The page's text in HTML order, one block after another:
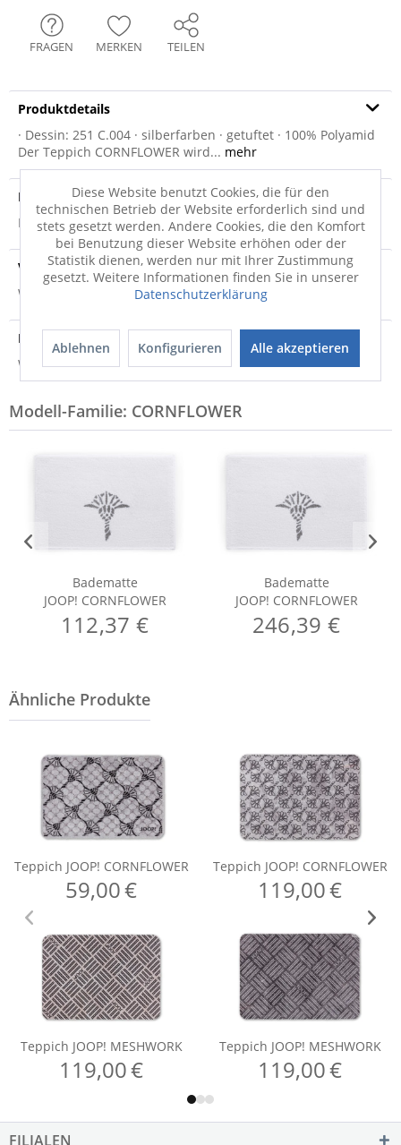
FRAGEN MERKEN TEILEN
Produktdetails
· Dessin: 251 C.004 · silberfarben · getuftet · 100% Polyamid
Der Teppich CORNFLOWER wird... mehr
Produktsicherheit
Produktsicherheit
Versandinfo
Weitere Informationen zum Versand...
Hersteller
Weitere Informationen zum Hersteller...
Modell-Familie: CORNFLOWER
Badematte
JOOP! CORNFLOWER
112,37 €
Badematte
JOOP! CORNFLOWER
246,39 €
FILIALEN
Diese Website benutzt Cookies, die für den
technischen Betrieb der Website erforderlich sind und
stets gesetzt werden. Andere Cookies, die den Komfort
bei Benutzung dieser Website erhöhen oder der
Statistik dienen, werden nur mit Ihrer Zustimmung
gesetzt. Weitere Informationen finden Sie in unserer
Datenschutzerklärung
Ablehnen Konfigurieren Alle akzeptieren